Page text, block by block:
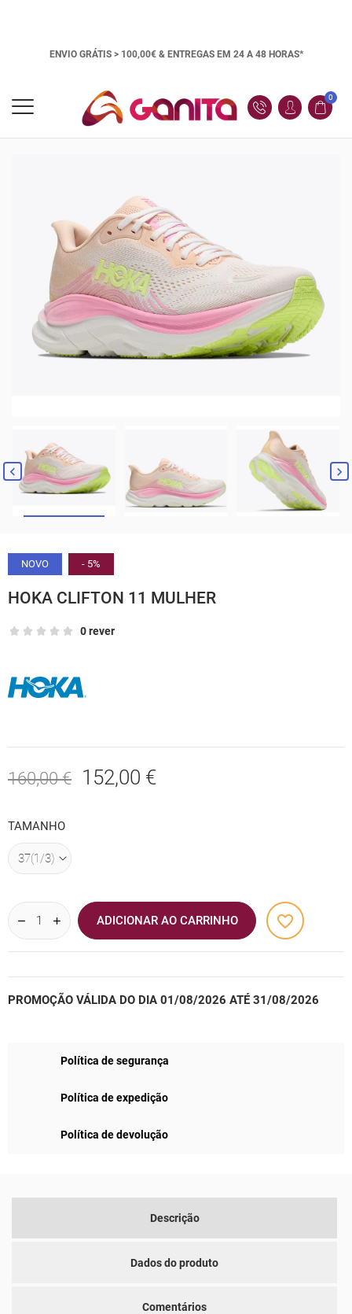
ENVIO GRÁTIS > 100,00€ & ENTREGAS EM 24 A 48 HORAS*
0
 
NOVO - 5%
HOKA CLIFTON 11 MULHER
0 rever
160,00 € 152,00 €
TAMANHO
ADICIONAR AO CARRINHO favorite_border
PROMOÇÃO VÁLIDA DO DIA 01/08/2026 ATÉ 31/08/2026
Política de segurança
Política de expedição
Política de devolução
Descrição
Dados do produto
Comentários